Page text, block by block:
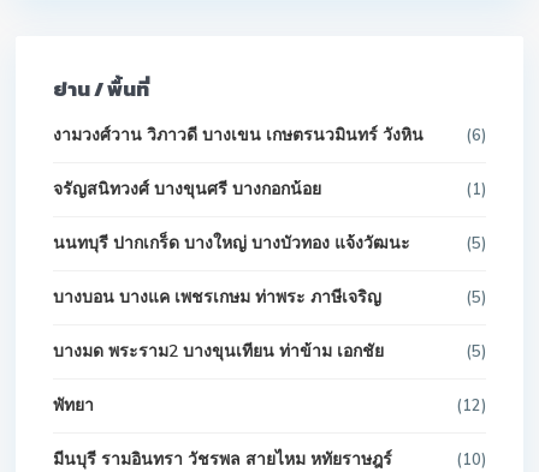
ย่าน / พื้นที่
งามวงศ์วาน วิภาวดี บางเขน เกษตรนวมินทร์ วังหิน (6)
จรัญสนิทวงศ์ บางขุนศรี บางกอกน้อย (1)
นนทบุรี ปากเกร็ด บางใหญ่ บางบัวทอง แจ้งวัฒนะ (5)
บางบอน บางแค เพชรเกษม ท่าพระ ภาษีเจริญ (5)
บางมด พระราม2 บางขุนเทียน ท่าข้าม เอกชัย (5)
พัทยา (12)
มีนบุรี รามอินทรา วัชรพล สายไหม หทัยราษฎร์ (10)